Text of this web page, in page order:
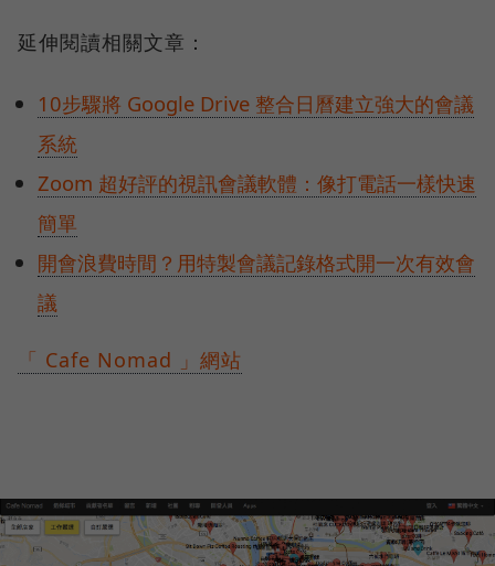
延伸閱讀相關文章：
10步驟將 Google Drive 整合日曆建立強大的會議
系統
Zoom 超好評的視訊會議軟體：像打電話一樣快速
簡單
開會浪費時間？用特製會議記錄格式開一次有效會
議
「 Cafe Nomad 」網站